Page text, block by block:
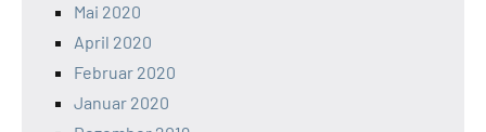
Mai 2020
April 2020
Februar 2020
Januar 2020